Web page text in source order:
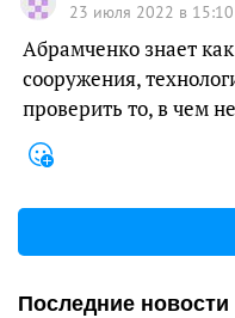
23 июля 2022 в 15:10
Абрамченко знает
сооружения,
проверить то, в чем
Последние новости